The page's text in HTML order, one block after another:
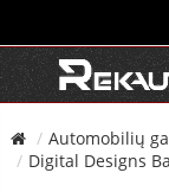
Automobilių
Digital Designs